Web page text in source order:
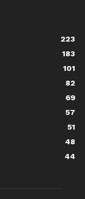
223
183
101
82
69
57
51
48
44